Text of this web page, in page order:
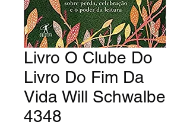
Livro O Clube Do
Livro Do Fim Da
Vida Will Schwalbe
4348